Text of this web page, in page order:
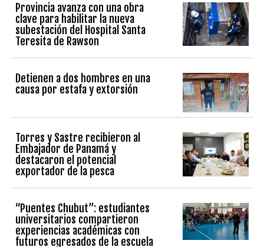
Provincia avanza con una obra
clave para habilitar la nueva
subestación del Hospital Santa
Teresita de Rawson
Detienen a dos hombres en una
causa por estafa y extorsión
Torres y Sastre recibieron al
Embajador de Panamá y
destacaron el potencial
exportador de la pesca
“Puentes Chubut”: estudiantes
universitarios compartieron
experiencias académicas con
futuros egresados de la escuela